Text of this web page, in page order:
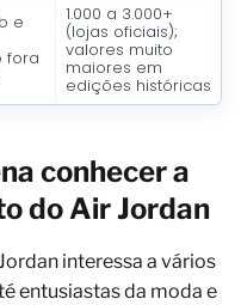
e
fora
1.000 a 3.000+
(lojas oficiais);
valores muito
maiores em
edições históricas
conhecer a
do Air Jordan
interessa a vários
entusiastas da moda e